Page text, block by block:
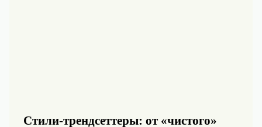
Стили-трендсеттеры: от «чистого»